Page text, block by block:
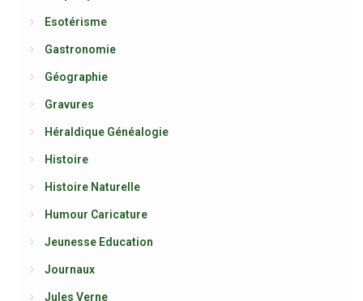
Esotérisme
Gastronomie
Géographie
Gravures
Héraldique Généalogie
Histoire
Histoire Naturelle
Humour Caricature
Jeunesse Education
Journaux
Jules Verne